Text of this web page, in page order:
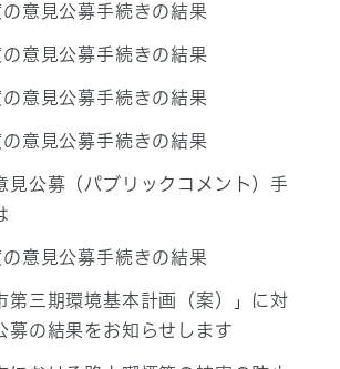
意見公募手続きの結果
意見公募手続きの結果
意見公募手続きの結果
意見公募手続きの結果
見公募（パブリックコメント）手
意見公募手続きの結果
第三期環境基本計画（案）」に対
募の結果をお知らせします